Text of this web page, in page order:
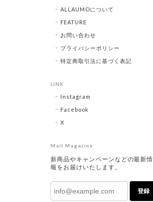
ALLAUMOについて
FEATURE
お問い合わせ
プライバシーポリシー
特定商取引法に基づく表記
LINK
Instagram
Facebook
X
Mail Magazine
新商品やキャンペーンなどの最新情
報をお届けいたします。
登録